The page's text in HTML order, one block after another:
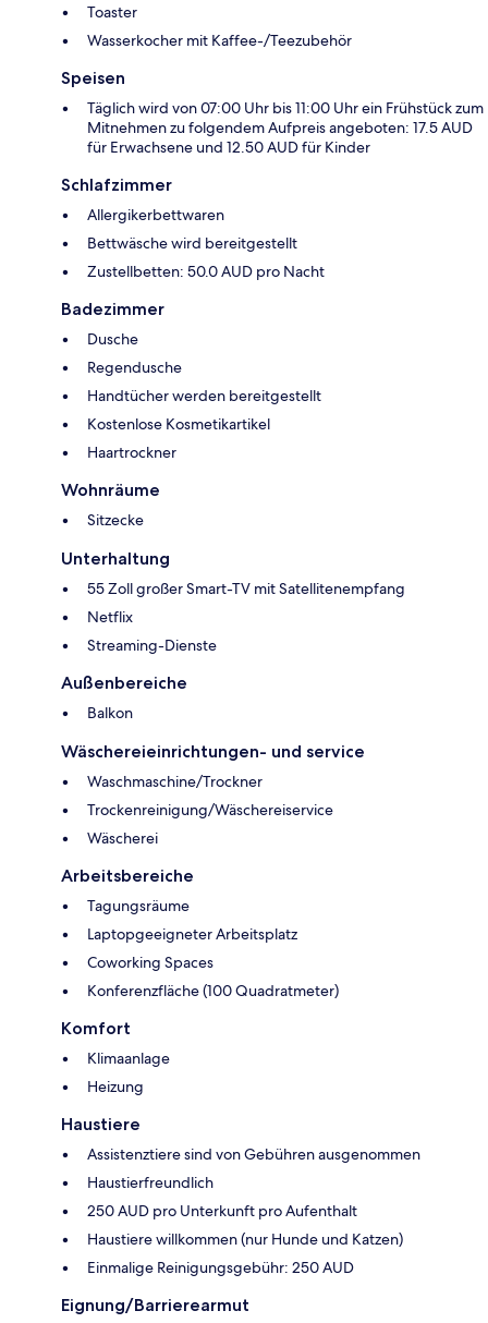
Toaster
Wasserkocher mit Kaffee-/Teezubehör
Speisen
Täglich wird von 07:00 Uhr bis 11:00 Uhr ein Frühstück zum
Mitnehmen zu folgendem Aufpreis angeboten: 17.5 AUD
für Erwachsene und 12.50 AUD für Kinder
Schlafzimmer
Allergikerbettwaren
Bettwäsche wird bereitgestellt
Zustellbetten: 50.0 AUD pro Nacht
Badezimmer
Dusche
Regendusche
Handtücher werden bereitgestellt
Kostenlose Kosmetikartikel
Haartrockner
Wohnräume
Sitzecke
Unterhaltung
55 Zoll großer Smart-TV mit Satellitenempfang
Netflix
Streaming-Dienste
Außenbereiche
Balkon
Wäschereieinrichtungen- und service
Waschmaschine/Trockner
Trockenreinigung/Wäschereiservice
Wäscherei
Arbeitsbereiche
Tagungsräume
Laptopgeeigneter Arbeitsplatz
Coworking Spaces
Konferenzfläche (100 Quadratmeter)
Komfort
Klimaanlage
Heizung
Haustiere
Assistenztiere sind von Gebühren ausgenommen
Haustierfreundlich
250 AUD pro Unterkunft pro Aufenthalt
Haustiere willkommen (nur Hunde und Katzen)
Einmalige Reinigungsgebühr: 250 AUD
Eignung/Barrierearmut